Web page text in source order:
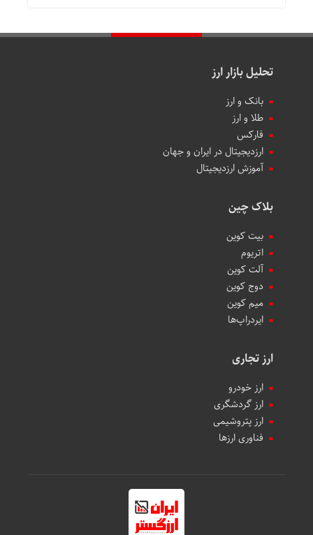
تحلیل بازار ارز
بانک و ارز
طلا و ارز
فارکس
ارزدیجیتال در ایران و جهان
آموزش ارزدیجیتال
بلاک چین
بیت کوین
اتریوم
آلت کوین
دوج کوین
میم کوین‌
ایردراپ‌ها
ارز تجاری
ارز خودرو
ارز گردشگری
ارز پتروشیمی
فناوری ارزها